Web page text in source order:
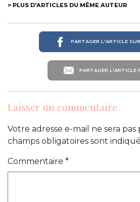
> PLUS D'ARTICLES DU MÊME AUTEUR
PARTAGER L'ARTICLE
PARTAGER L'ARTICLE
Laisser un commentaire
Votre adresse e-mail ne sera pas
champs obligatoires sont
Commentaire *